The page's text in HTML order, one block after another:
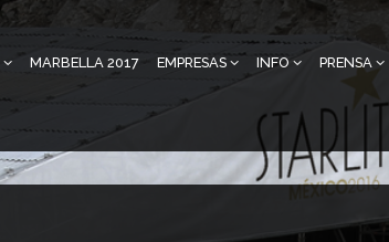
MARBELLA 2017 EMPRESAS INFO PRENSA